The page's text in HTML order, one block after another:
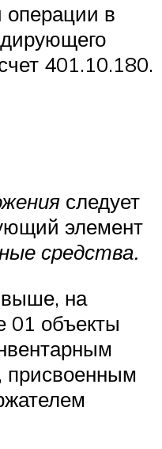
в
401.10.180.
следует
элемент
средства.
на
01 объекты
присвоенным